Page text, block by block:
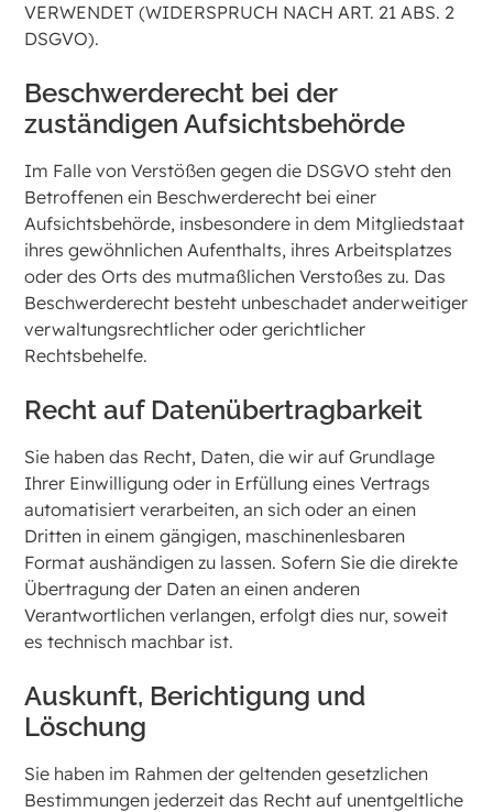
VERWENDET (WIDERSPRUCH NACH ART. 21 ABS. 2
DSGVO).
Beschwerde­recht bei der
zuständigen Aufsichts­behörde
Im Falle von Verstößen gegen die DSGVO steht den
Betroffenen ein Beschwerderecht bei einer
Aufsichtsbehörde, insbesondere in dem Mitgliedstaat
ihres gewöhnlichen Aufenthalts, ihres Arbeitsplatzes
oder des Orts des mutmaßlichen Verstoßes zu. Das
Beschwerderecht besteht unbeschadet anderweitiger
verwaltungsrechtlicher oder gerichtlicher
Rechtsbehelfe.
Recht auf Daten­übertrag­barkeit
Sie haben das Recht, Daten, die wir auf Grundlage
Ihrer Einwilligung oder in Erfüllung eines Vertrags
automatisiert verarbeiten, an sich oder an einen
Dritten in einem gängigen, maschinenlesbaren
Format aushändigen zu lassen. Sofern Sie die direkte
Übertragung der Daten an einen anderen
Verantwortlichen verlangen, erfolgt dies nur, soweit
es technisch machbar ist.
Auskunft, Berichtigung und
Löschung
Sie haben im Rahmen der geltenden gesetzlichen
Bestimmungen jederzeit das Recht auf unentgeltliche